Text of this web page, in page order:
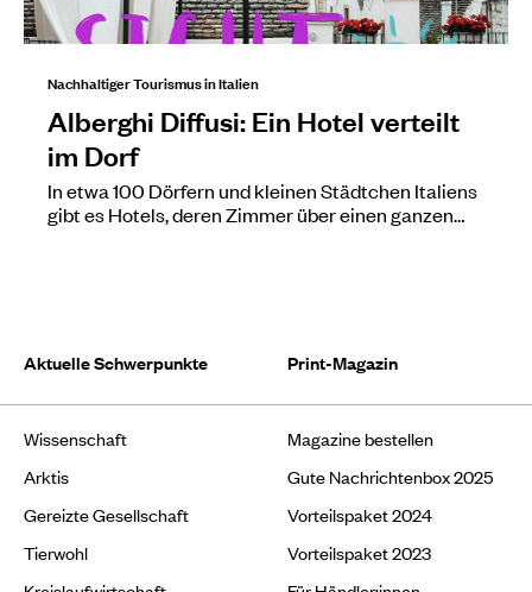
Nachhaltiger Tourismus in Italien
Alberghi Diffusi: Ein Hotel verteilt
im Dorf
In etwa 100 Dörfern und kleinen Städtchen Italiens
gibt es Hotels, deren Zimmer über einen ganzen…
Aktuelle Schwerpunkte
Wissenschaft
Arktis
Gereizte Gesellschaft
Tierwohl
Print-Magazin
Magazine bestellen
Gute Nachrichtenbox 2025
Vorteilspaket 2024
Vorteilspaket 2023